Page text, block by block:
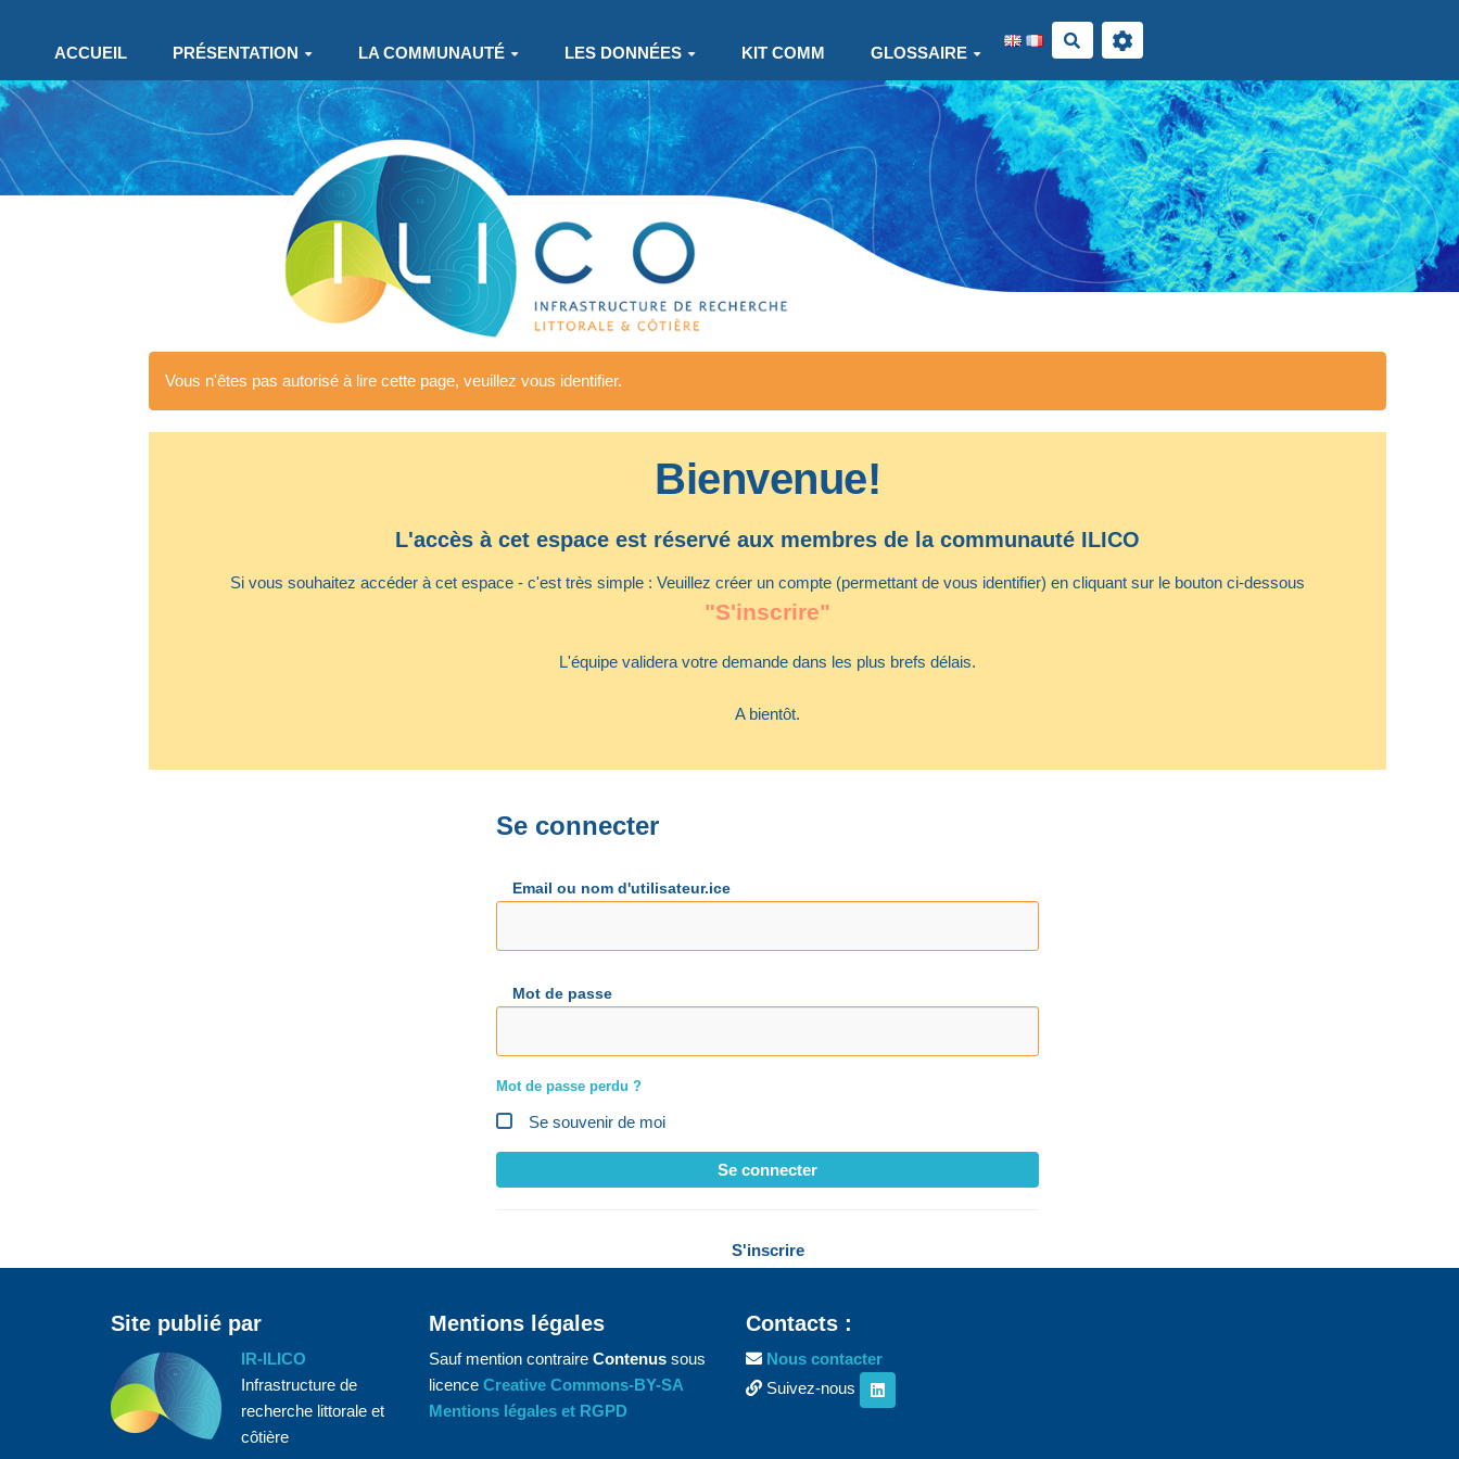
ACCUEIL
PRÉSENTATION LA COMMUNAUTÉ LES DONNÉES KIT COMM GLOSSAIRE
Rechercher
Vous n'êtes pas autorisé à lire cette page, veuillez vous identifier.
Bienvenue!
L'accès à cet espace est réservé aux membres de la communauté ILICO
Si vous souhaitez accéder à cet espace - c'est très simple : Veuillez créer un compte (permettant de vous identifier) en cliquant sur le bouton ci-dessous
"S'inscrire"
L'équipe validera votre demande dans les plus brefs délais.
A bientôt.
Se connecter
Email ou nom d'utilisateur.ice
Mot de passe
Mot de passe perdu ?
Se souvenir de moi
Se connecter
S'inscrire
Site publié par
IR-ILICO
Infrastructure de
recherche littorale et
côtière
Mentions légales
Sauf mention contraire Contenussous
licence Creative Commons-BY-SA
Mentions légales et RGPD
Contacts :
Nous contacter
Suivez-nous